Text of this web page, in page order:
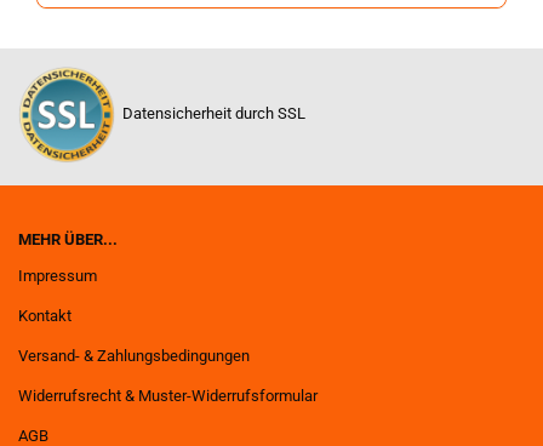
Datensicherheit durch SSL
MEHR ÜBER...
Impressum
Kontakt
Versand- & Zahlungsbedingungen
Widerrufsrecht & Muster-Widerrufsformular
AGB